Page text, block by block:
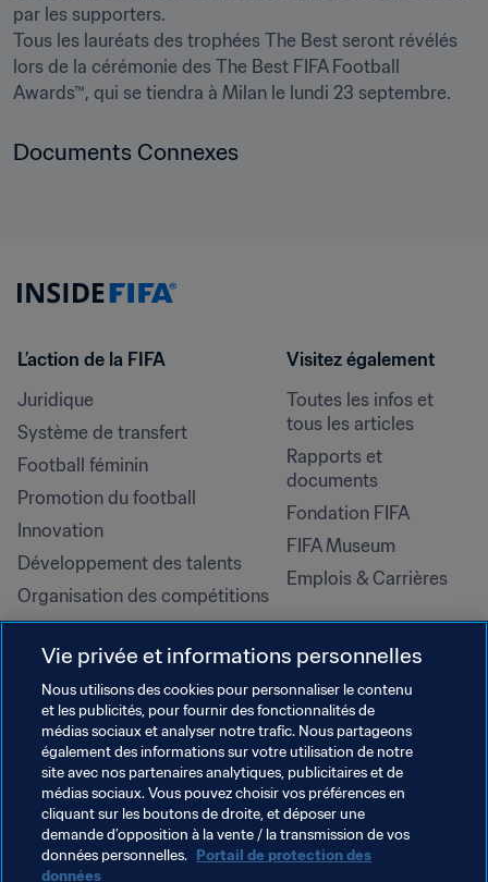
par les supporters.
Tous les lauréats des trophées The Best seront révélés
lors de la cérémonie des The Best FIFA Football
Awards™, qui se tiendra à Milan le lundi 23 septembre.
Documents Connexes
L’action de la FIFA
Juridique
Système de transfert
Football féminin
Promotion du football
Innovation
Développement des talents
Organisation des compétitions
Développement durable
Droits de l'homme et lutte contre
la discrimination
Santé et médical
Initiatives en matière de
formation
Visitez également
Toutes les infos et
tous les articles
Rapports et
documents
Fondation FIFA
FIFA Museum
Emplois & Carrières
Vie privée et informations personnelles
Nous utilisons des cookies pour personnaliser le contenu
et les publicités, pour fournir des fonctionnalités de
médias sociaux et analyser notre trafic. Nous partageons
également des informations sur votre utilisation de notre
site avec nos partenaires analytiques, publicitaires et de
médias sociaux. Vous pouvez choisir vos préférences en
cliquant sur les boutons de droite, et déposer une
demande d’opposition à la vente / la transmission de vos
données personnelles. Portail de protection des
données